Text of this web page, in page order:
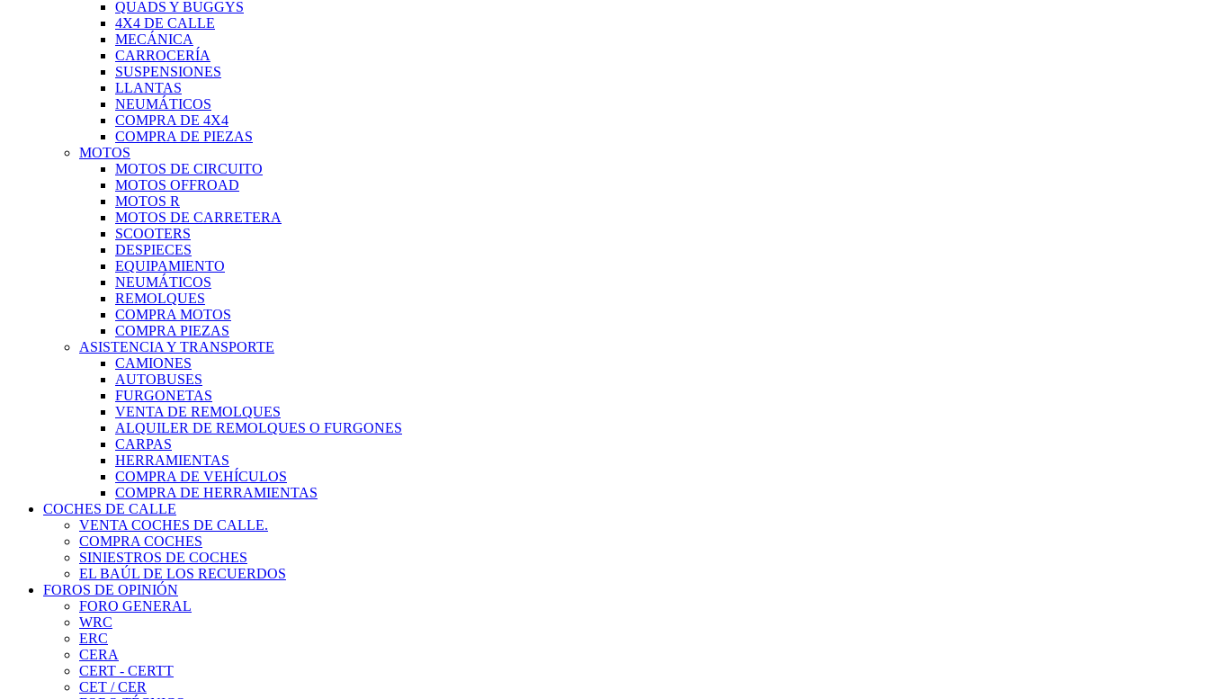
QUADS Y BUGGYS
4X4 DE CALLE
MECÁNICA
CARROCERÍA
SUSPENSIONES
LLANTAS
NEUMÁTICOS
COMPRA DE 4X4
COMPRA DE PIEZAS
MOTOS
MOTOS DE CIRCUITO
MOTOS OFFROAD
MOTOS R
MOTOS DE CARRETERA
SCOOTERS
DESPIECES
EQUIPAMIENTO
NEUMÁTICOS
REMOLQUES
COMPRA MOTOS
COMPRA PIEZAS
ASISTENCIA Y TRANSPORTE
CAMIONES
AUTOBUSES
FURGONETAS
VENTA DE REMOLQUES
ALQUILER DE REMOLQUES O FURGONES
CARPAS
HERRAMIENTAS
COMPRA DE VEHÍCULOS
COMPRA DE HERRAMIENTAS
COCHES DE CALLE
VENTA COCHES DE CALLE.
COMPRA COCHES
SINIESTROS DE COCHES
EL BAÚL DE LOS RECUERDOS
FOROS DE OPINIÓN
FORO GENERAL
WRC
ERC
CERA
CERT - CERTT
CET / CER